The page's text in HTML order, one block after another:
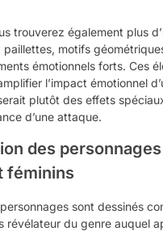
trouverez également plus
motifs
émotionnels forts. Ces
l’impact émotionnel
plutôt des effets
d’une attaque.
des personnages
féminins
sont dessinés
révélateur du genre auquel